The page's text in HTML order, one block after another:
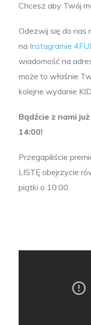
Chcesz aby Twój
Odezwij się do nas
na Instagramie
wiadomość na
może to właśnie
kolejne wydanie
Bądźcie z nami
14:00!
Przegapiliście
LISTĘ obejrzycie
piątki o 10:00.